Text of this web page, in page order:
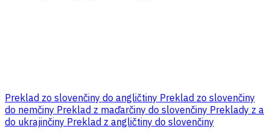
Preklad zo slovenčiny do angličtiny Preklad zo slovenčiny
do nemčiny Preklad z maďarčiny do slovenčiny Preklady z a
do ukrajinčiny Preklad z angličtiny do slovenčiny